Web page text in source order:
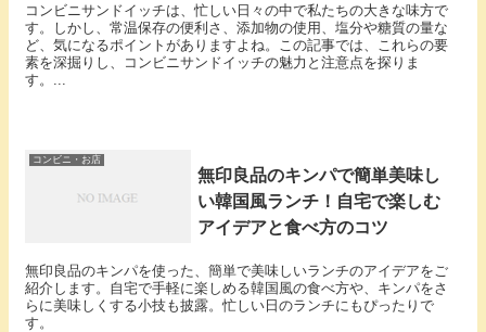
コンビニサンドイッチは、忙しい日々の中で私たちの大きな味方で
す。しかし、常温保存の便利さ、添加物の使用、塩分や糖質の量な
ど、気になるポイントがありますよね。この記事では、これらの要
素を深掘りし、コンビニサンドイッチの魅力と注意点を探りま
す。...
コンビニ・お店
無印良品のキンパで簡単美味し
い韓国風ランチ！自宅で楽しむ
アイデアと食べ方のコツ
無印良品のキンパを使った、簡単で美味しいランチのアイデアをご
紹介します。自宅で手軽に楽しめる韓国風の食べ方や、キンパをさ
らに美味しくする小技も披露。忙しい日のランチにもぴったりで
す。